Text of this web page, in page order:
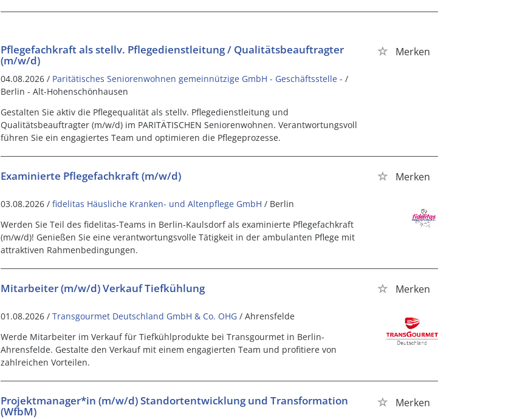
Pflegefachkraft als stellv. Pflegedienstleitung / Qualitätsbeauftragter
(m/w/d)
Merken
04.08.2026 / Paritätisches Seniorenwohnen gemeinnützige GmbH - Geschäftsstelle - /
Berlin - Alt-Hohenschönhausen
Gestalten Sie aktiv die Pflegequalität als stellv. Pflegedienstleitung und
Qualitätsbeauftragter (m/w/d) im PARITÄTISCHEN Seniorenwohnen. Verantwortungsvoll
führen Sie ein engagiertes Team und optimieren die Pflegeprozesse.
Examinierte Pflegefachkraft (m/w/d) Merken
03.08.2026 / fidelitas Häusliche Kranken- und Altenpflege GmbH / Berlin
Werden Sie Teil des fidelitas-Teams in Berlin-Kaulsdorf als examinierte Pflegefachkraft
(m/w/d)! Genießen Sie eine verantwortungsvolle Tätigkeit in der ambulanten Pflege mit
attraktiven Rahmenbedingungen.
Mitarbeiter (m/w/d) Verkauf Tiefkühlung Merken
01.08.2026 / Transgourmet Deutschland GmbH & Co. OHG / Ahrensfelde
Werde Mitarbeiter im Verkauf für Tiefkühlprodukte bei Transgourmet in Berlin-
Ahrensfelde. Gestalte den Verkauf mit einem engagierten Team und profitiere von
zahlreichen Vorteilen.
Projektmanager*in (m/w/d) Standortentwicklung und Transformation
(WfbM)
Merken